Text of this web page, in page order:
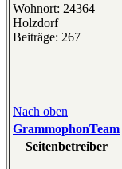
Wohnort: 24364
Holzdorf
Beiträge: 267
Nach oben
GrammophonTeam
Seitenbetreiber